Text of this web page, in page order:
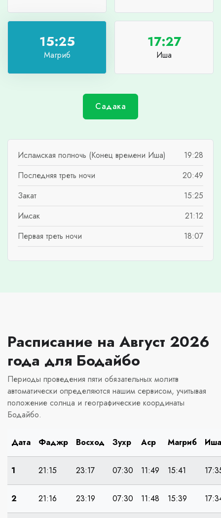
15:25
Магриб
17:27
Иша
Садака
Исламская полночь (Конец времени Иша)
19:28
Последняя треть ночи
20:49
Закат
15:25
Имсак
21:12
Первая треть ночи
18:07
Расписание на Август 2026
года для Бодайбо
Периоды проведения пяти обязательных молитв
автоматически определяются нашим сервисом, учитывая
положение солнца и географические координаты
Бодайбо.
Дата Фаджр Восход Зухр Аср Магриб Иша
1 21:15 23:17 07:30 11:49 15:41
2 21:16 23:19 07:30 11:48 15:39